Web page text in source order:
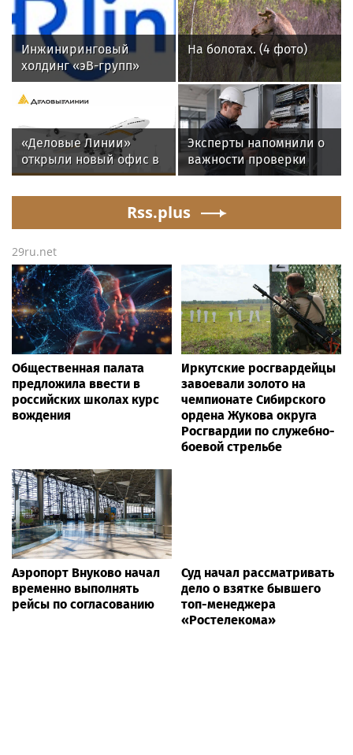
Инжиниринговый
холдинг «эВ-групп»
ускорил кадровый
документооборот с
На болотах. (4 фото)
«Деловые Линии»
открыли новый офис в
аэропорту
Эксперты напомнили о
важности проверки
электросетей перед
эксплуатацию
Rss.plus
29ru.net
Общественная палата
предложила ввести в
российских школах курс
вождения
Иркутские росгвардейцы
завоевали золото на
чемпионате Сибирского
ордена Жукова округа
Росгвардии по служебно-
боевой стрельбе
Аэропорт Внуково начал
временно выполнять
рейсы по согласованию
Суд начал рассматривать
дело о взятке бывшего
топ-менеджера
«Ростелекома»